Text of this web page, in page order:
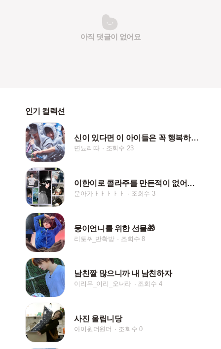
아직 댓글이 없어요
인기 컬렉션
신이 있다면 이 아이들은 꼭 행복하게 해주세요
면뇨리따 조회수 23
이한이로 콜라주를 만든적이 없어서 산앤한으로 만들었어요
운아가ㅏㅏㅏㅏㅏ 조회수 3
뭉이언니를 위한 선물🎁
리토𖤐_반확방 조회수 8
남친짤 많으니까 내 남친하자
이리우_이리_오너라 조회수 4
사진 올립니당
아이원더원더 조회수 0